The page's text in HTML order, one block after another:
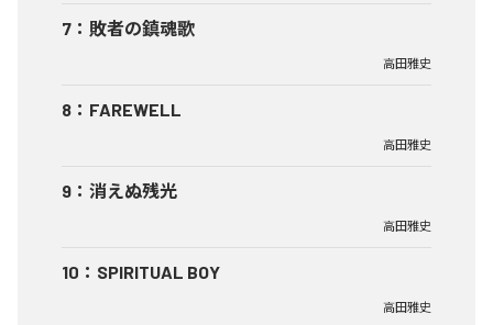
7 ： 敗者の鎮魂歌
高田雅史
8 ： FAREWELL
高田雅史
9 ： 消えぬ残光
高田雅史
10 ： SPIRITUAL BOY
高田雅史